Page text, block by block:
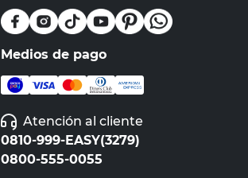
Medios de pago
Atención al cliente
0810-999-EASY(3279)
0800-555-0055